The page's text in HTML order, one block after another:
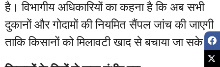
है। विभागीय अधिकारियों का कहना है कि अब सभी
दुकानों और गोदामों की नियमित सैंपल जांच की जाएगी
ताकि किसानों को मिलावटी खाद से बचाया जा सके।